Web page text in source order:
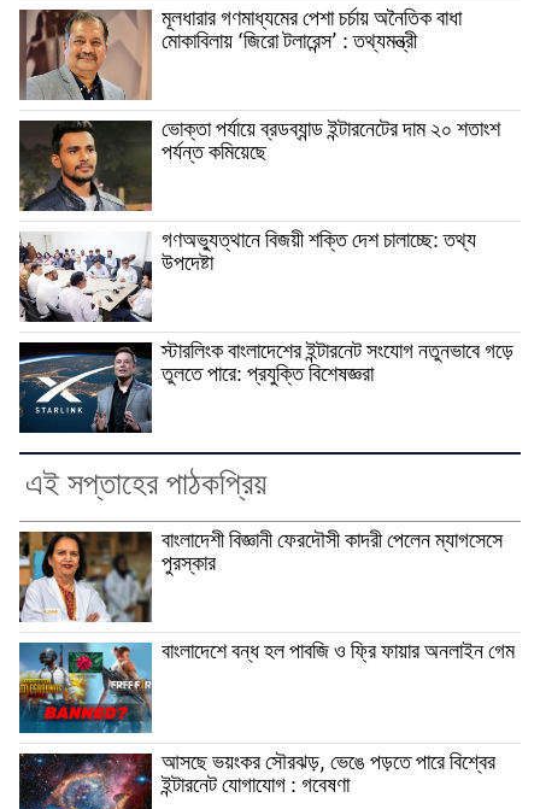
মূলধারার গণমাধ্যমের পেশা চর্চায় অনৈতিক বাধা
মোকাবিলায় ‘জিরো টলারেন্স’ : তথ্যমন্ত্রী
ভোক্তা পর্যায়ে ব্রডব্যান্ড ইন্টারনেটের দাম ২০ শতাংশ
পর্যন্ত কমিয়েছে
গণঅভ্যুত্থানে বিজয়ী শক্তি দেশ চালাচ্ছে: তথ্য
উপদেষ্টা
স্টারলিংক বাংলাদেশের ইন্টারনেট সংযোগ নতুনভাবে গড়ে
তুলতে পারে: প্রযুক্তি বিশেষজ্ঞরা
এই সপ্তাহের পাঠকপ্রিয়
বাংলাদেশী বিজ্ঞানী ফেরদৌসী কাদরী পেলেন ম্যাগসেসে
পুরস্কার
বাংলাদেশে বন্ধ হল পাবজি ও ফ্রি ফায়ার অনলাইন গেম
আসছে ভয়ংকর সৌরঝড়, ভেঙে পড়তে পারে বিশ্বের
ইন্টারনেট যোগাযোগ : গবেষণা